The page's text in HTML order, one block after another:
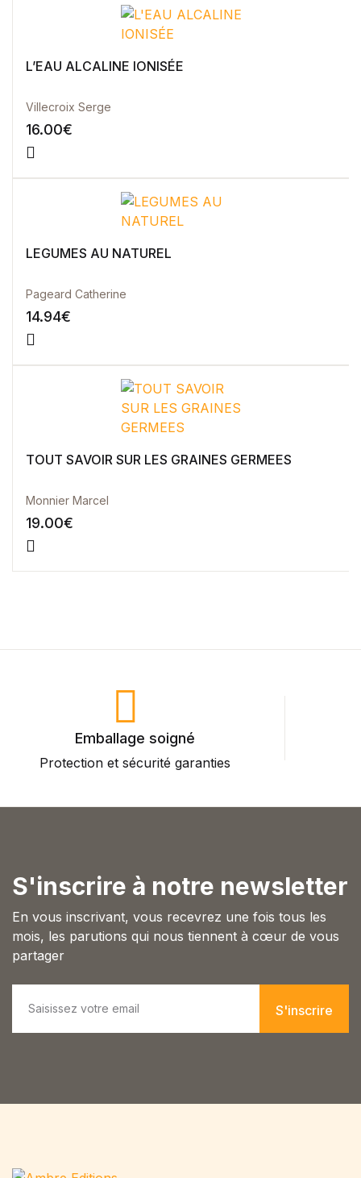
L’EAU ALCALINE IONISÉE
Villecroix Serge
16.00€
LEGUMES AU NATUREL
Pageard Catherine
14.94€
TOUT SAVOIR SUR LES GRAINES GERMEES
Monnier Marcel
19.00€
Emballage soigné
Protection et sécurité garanties
S'inscrire à notre newsletter
En vous inscrivant, vous recevrez une fois tous les
mois, les parutions qui nous tiennent à cœur de vous
partager
i
S'inscrire